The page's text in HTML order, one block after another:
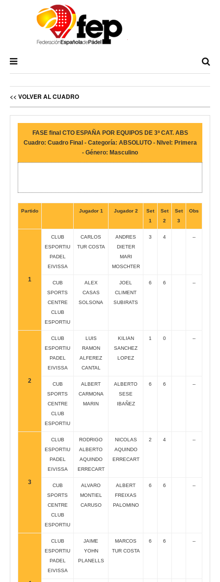
<< VOLVER AL CUADRO
FASE final CTO ESPAÑA POR EQUIPOS DE 3ª CAT. ABS
Cuadro: Cuadro Final - Categoría: ABSOLUTO - NIvel: Primera
- Género: Masculino
Partido Jugador 1 Jugador 2
Set
1
Set
2
Set
3
Obs
1
CLUB
ESPORTIU
PADEL
EIVISSA
CARLOS
TUR COSTA
ANDRES
DIETER
MARI
MOSCHTER
3 4 --
CUB
SPORTS
CENTRE
CLUB
ESPORTIU
ALEX
CASAS
SOLSONA
JOEL
CLIMENT
SUBIRATS
6 6 --
2
CLUB
ESPORTIU
PADEL
EIVISSA
LUIS
RAMON
ALFEREZ
CANTAL
KILIAN
SANCHEZ
LOPEZ
1 0 --
CUB
SPORTS
CENTRE
CLUB
ESPORTIU
ALBERT
CARMONA
MARIN
ALBERTO
SESE
IBAÑEZ
6 6 --
3
CLUB
ESPORTIU
PADEL
EIVISSA
RODRIGO
ALBERTO
AQUINDO
ERRECART
NICOLAS
AQUINDO
ERRECART
2 4 --
CUB
SPORTS
CENTRE
CLUB
ESPORTIU
ALVARO
MONTIEL
CARUSO
ALBERT
FREIXAS
PALOMINO
6 6 --
CLUB
ESPORTIU
PADEL
EIVISSA
JAIME
YOHN
PLANELLS
MARCOS
TUR COSTA
6 6 --